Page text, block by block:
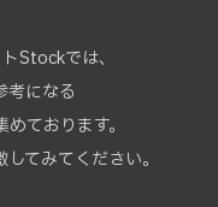
Stockでは、
考になる
ております。
てみてください。